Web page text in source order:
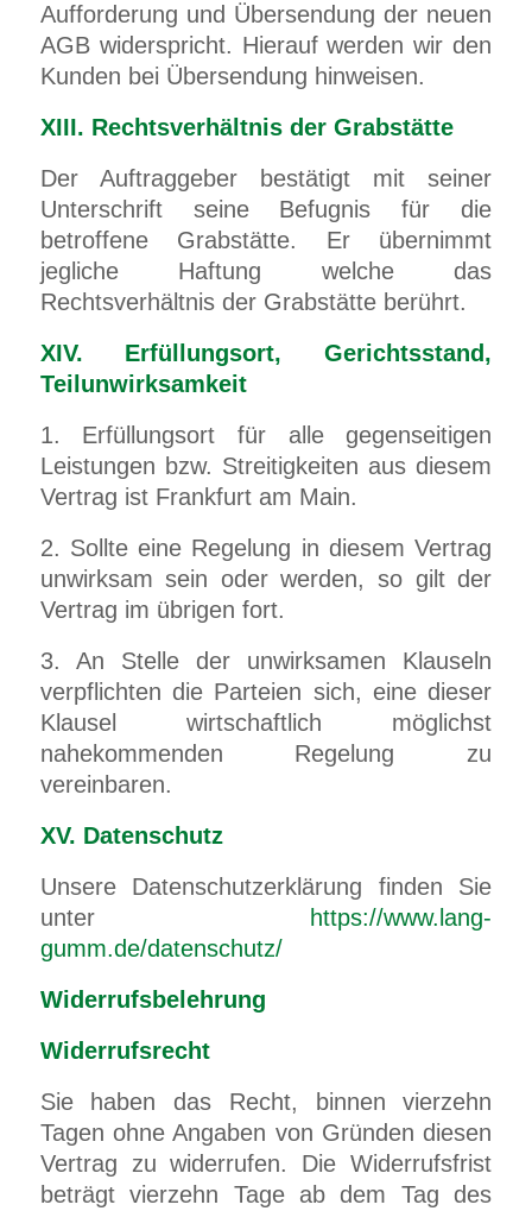
Aufforderung und Übersendung der neuen
AGB widerspricht. Hierauf werden wir den
Kunden bei Übersendung hinweisen.
XIII. Rechtsverhältnis der Grabstätte
Der Auftraggeber bestätigt mit seiner
Unterschrift seine Befugnis für die
betroffene Grabstätte. Er übernimmt
jegliche Haftung welche das
Rechtsverhältnis der Grabstätte berührt.
XIV. Erfüllungsort, Gerichtsstand,
Teilunwirksamkeit
1. Erfüllungsort für alle gegenseitigen
Leistungen bzw. Streitigkeiten aus diesem
Vertrag ist Frankfurt am Main.
2. Sollte eine Regelung in diesem Vertrag
unwirksam sein oder werden, so gilt der
Vertrag im übrigen fort.
3. An Stelle der unwirksamen Klauseln
verpflichten die Parteien sich, eine dieser
Klausel wirtschaftlich möglichst
nahekommenden Regelung zu
vereinbaren.
XV. Datenschutz
Unsere Datenschutzerklärung finden Sie
unter
https://www.lang-
gumm.de/datenschutz/
Widerrufsbelehrung
Widerrufsrecht
Sie haben das Recht, binnen vierzehn
Tagen ohne Angaben von Gründen diesen
Vertrag zu widerrufen. Die Widerrufsfrist
beträgt vierzehn Tage ab dem Tag des